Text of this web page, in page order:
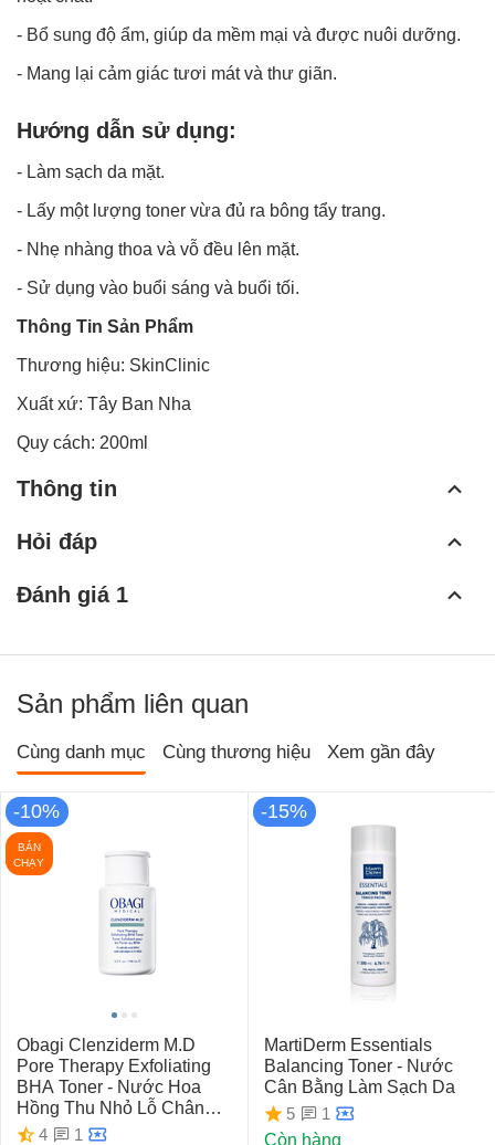
- Bổ sung độ ẩm, giúp da mềm mại và được nuôi dưỡng.
- Mang lại cảm giác tươi mát và thư giãn.
Hướng dẫn sử dụng:
- Làm sạch da mặt.
- Lấy một lượng toner vừa đủ ra bông tẩy trang.
- Nhẹ nhàng thoa và vỗ đều lên mặt.
- Sử dụng vào buổi sáng và buổi tối.
Thông Tin Sản Phẩm
Thương hiệu: SkinClinic
Xuất xứ: Tây Ban Nha
Quy cách: 200ml
Thông tin
Hỏi đáp
Đánh giá 1
Sản phẩm liên quan
Cùng danh mục Cùng thương hiệu Xem gần đây
-10%
BÁN
CHẠY
Obagi Clenziderm M.D
Pore Therapy Exfoliating
BHA Toner - Nước Hoa
Hồng Thu Nhỏ Lỗ Chân
Lông
4
1
-15%
MartiDerm Essentials
Balancing Toner - Nước
Cân Bằng Làm Sạch Da
5
1
Còn hàng